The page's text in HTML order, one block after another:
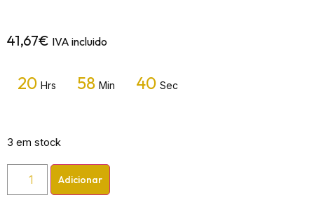
41,67€ IVA incluido
20 Hrs 58 Min 40 Sec
3 em stock
Adicionar